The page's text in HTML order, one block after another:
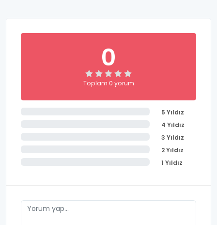
0
Toplam 0 yorum
5 Yıldız
4 Yıldız
3 Yıldız
2 Yıldız
1 Yıldız